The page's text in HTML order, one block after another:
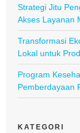
Strategi Jitu
Akses Layanan
Transformasi
Lokal untuk
Program
Pemberdayaan
KATEGORI